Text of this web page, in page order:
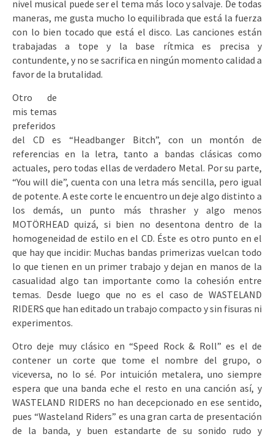
nivel musical puede ser el tema más loco y salvaje. De todas
maneras, me gusta mucho lo equilibrada que está la fuerza
con lo bien tocado que está el disco. Las canciones están
trabajadas a tope y la base rítmica es precisa y
contundente, y no se sacrifica en ningún momento calidad a
favor de la brutalidad.
Otro de
mis temas
preferidos
del CD es “Headbanger Bitch”, con un montón de
referencias en la letra, tanto a bandas clásicas como
actuales, pero todas ellas de verdadero Metal. Por su parte,
“You will die”, cuenta con una letra más sencilla, pero igual
de potente. A este corte le encuentro un deje algo distinto a
los demás, un punto más thrasher y algo menos
MOTÖRHEAD quizá, si bien no desentona dentro de la
homogeneidad de estilo en el CD. Éste es otro punto en el
que hay que incidir: Muchas bandas primerizas vuelcan todo
lo que tienen en un primer trabajo y dejan en manos de la
casualidad algo tan importante como la cohesión entre
temas. Desde luego que no es el caso de WASTELAND
RIDERS que han editado un trabajo compacto y sin fisuras ni
experimentos.
Otro deje muy clásico en “Speed Rock & Roll” es el de
contener un corte que tome el nombre del grupo, o
viceversa, no lo sé. Por intuición metalera, uno siempre
espera que una banda eche el resto en una canción así, y
WASTELAND RIDERS no han decepcionado en ese sentido,
pues “Wasteland Riders” es una gran carta de presentación
de la banda, y buen estandarte de su sonido rudo y